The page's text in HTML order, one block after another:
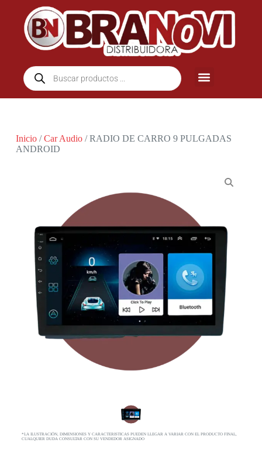
Inicio/Car Audio/ RADIO DE CARRO 9 PULGADAS
ANDROID
*LA ILUSTRACIÓN, DIMENSIONES Y CARACTERISTICAS PUEDEN LLEGAR A VARIAR CON EL PRODUCTO FINAL,
CUALQUIER DUDA CONSULTAR CON SU VENDEDOR ASIGNADO